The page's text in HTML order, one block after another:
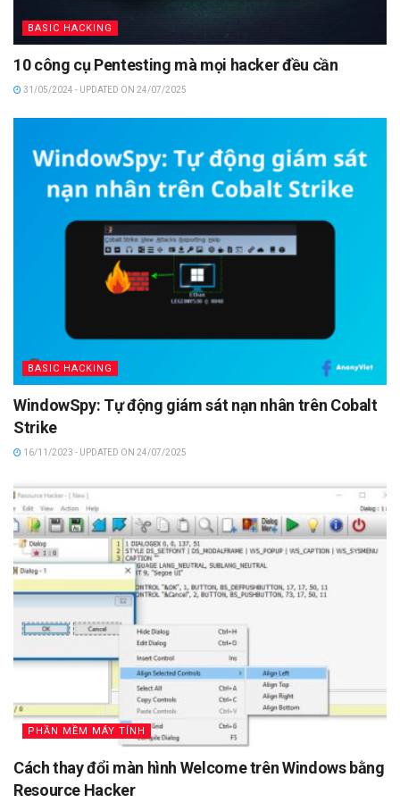
BASIC HACKING
10 công cụ Pentesting mà mọi hacker đều cần
31/05/2024 - UPDATED ON 24/07/2025
BASIC HACKING
WindowSpy: Tự động giám sát nạn nhân trên Cobalt
Strike
16/11/2023 - UPDATED ON 24/07/2025
PHẦN MỀM MÁY TÍNH
Cách thay đổi màn hình Welcome trên Windows bằng
Resource Hacker